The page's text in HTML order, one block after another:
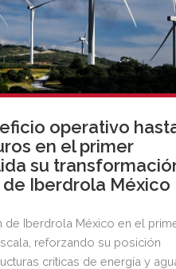
operativo
en el primer
su
Iberdrola México
de Iberdrola México en el
reforzando su posición
críticas de energía y